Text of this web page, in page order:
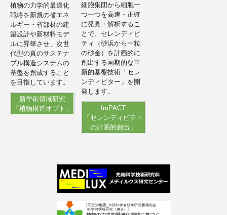
植物の力学的最適化
戦略を新規の省エネ
ルギー・省部材の建
築設計や新材料モデ
ルに昇華させ、次世
代型の真のサステナ
ブル構造システムの
基盤を創成すること
を目指しています。
新学術領域研究
「植物構造オプト」
細胞集団から細胞一
つ一つを高速・正確
に発見・解析するこ
とで、セレンディピ
ティ（砂浜から一粒
の砂金）を計画的に
創出する画期的な革
新的基盤技術「セレ
ンディピター」を開
発します。
ImPACT
「セレンディピティ
の計画的創出」